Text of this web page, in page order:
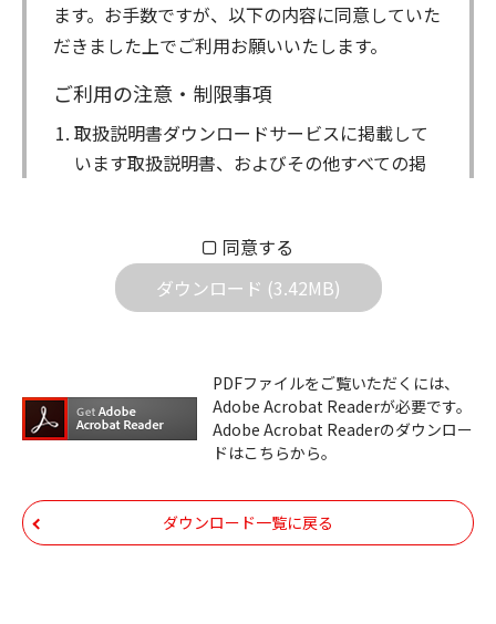
ます。お手数ですが、以下の内容に同意していた
だきました上でご利用お願いいたします。
ご利用の注意・制限事項
取扱説明書ダウンロードサービスに掲載して
います取扱説明書、およびその他すべての掲
属します。ダウンロードした取扱説明書は、
個人が本来の目的でご使用されることは可能
ですが、権利者の許諾を得ることなく、以下
ダウンロードした取扱説明書は、複製、賃
貸、改変、公衆送信、または公衆送信可能
化することはできません。
いは無償を問わず、第三者に譲渡あるいは
使用させる事ができません。
同意する
ダウンロード (3.42MB)
PDFファイルをご覧いただくには、
Adobe Acrobat Readerが必要です。
Adobe Acrobat Readerのダウンロー
ドはこちらから。
ダウンロード一覧に戻る